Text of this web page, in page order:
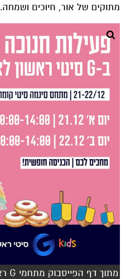
מתוקים של אור, חיוכים ושמחה.
מתוך דף הפייסבוק מתחמי G ראשון לציון - G City